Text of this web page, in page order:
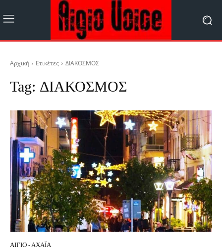
Αρχική Ετικέτες ΔΙΑΚΟΣΜΟΣ
Tag: ΔΙΑΚΟΣΜΟΣ
ΑΊΓΙΟ - ΑΧΑΪ́Α